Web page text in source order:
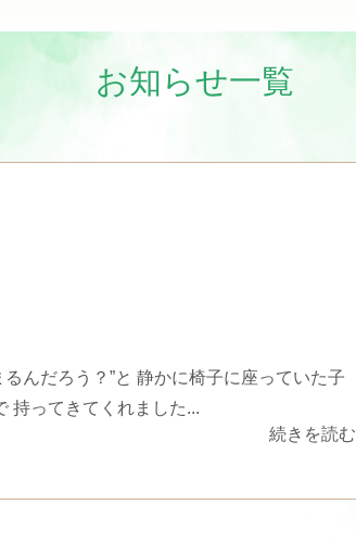
お知らせ一覧
んだろう？”と 静かに椅子に座っていた子
持ってきてくれました...
続きを読む